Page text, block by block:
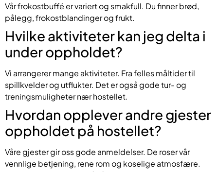
Vår frokostbuffé er variert og smakfull. Du finner brød,
pålegg, frokostblandinger og frukt.
Hvilke aktiviteter kan jeg delta i
under oppholdet?
Vi arrangerer mange aktiviteter. Fra felles måltider til
spillkvelder og utflukter. Det er også gode tur- og
treningsmuligheter nær hostellet.
Hvordan opplever andre gjester
oppholdet på hostellet?
Våre gjester gir oss gode anmeldelser. De roser vår
vennlige betjening, rene rom og koselige atmosfære.